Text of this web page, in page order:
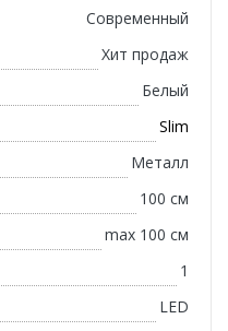
Современный
Хит продаж
Белый
Slim
Металл
100 см
max 100 см
1
LED